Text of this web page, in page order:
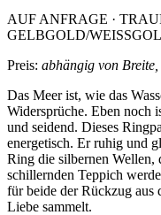
AUF ANFRAGE ·
GELBGOLD/
Preis: abhängig von
Das Meer ist, wie das
Widersprüche. Eben noch
und seidend. Dieses
energetisch. Er ruhig und
Ring die silbernen Wellen,
schillernden Teppich
für beide der Rückzug
Liebe sammelt.